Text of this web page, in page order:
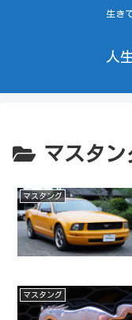
生き
人
マスタン
マスタング
マスタング